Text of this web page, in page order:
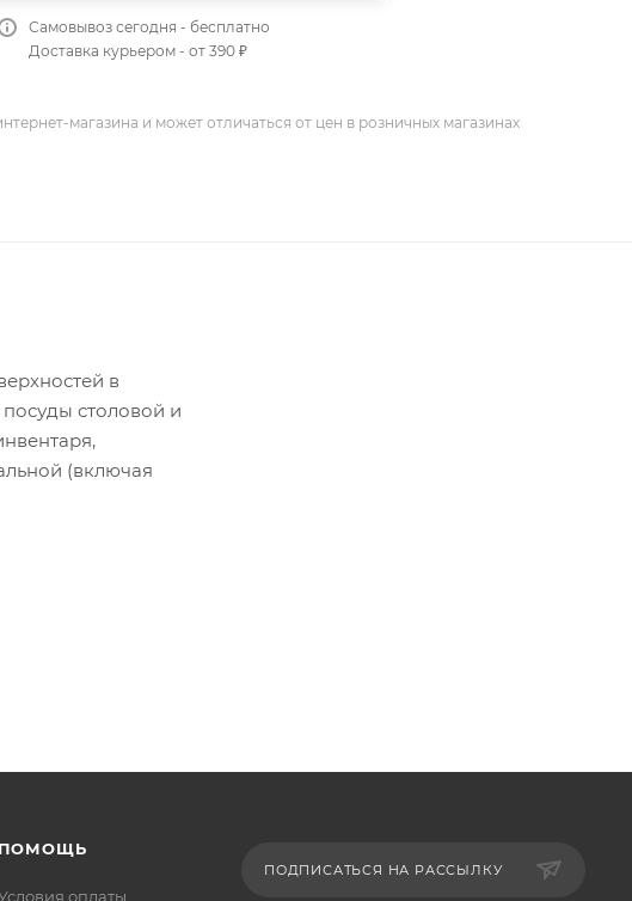
Самовывоз сегодня - бесплатно
Доставка курьером - от 390 ₽
магазина и может отличаться от цен в розничных магазинах
в
столовой и
(включая
ПОМОЩЬ
оплаты
ПОДПИСАТЬСЯ НА РАССЫЛКУ